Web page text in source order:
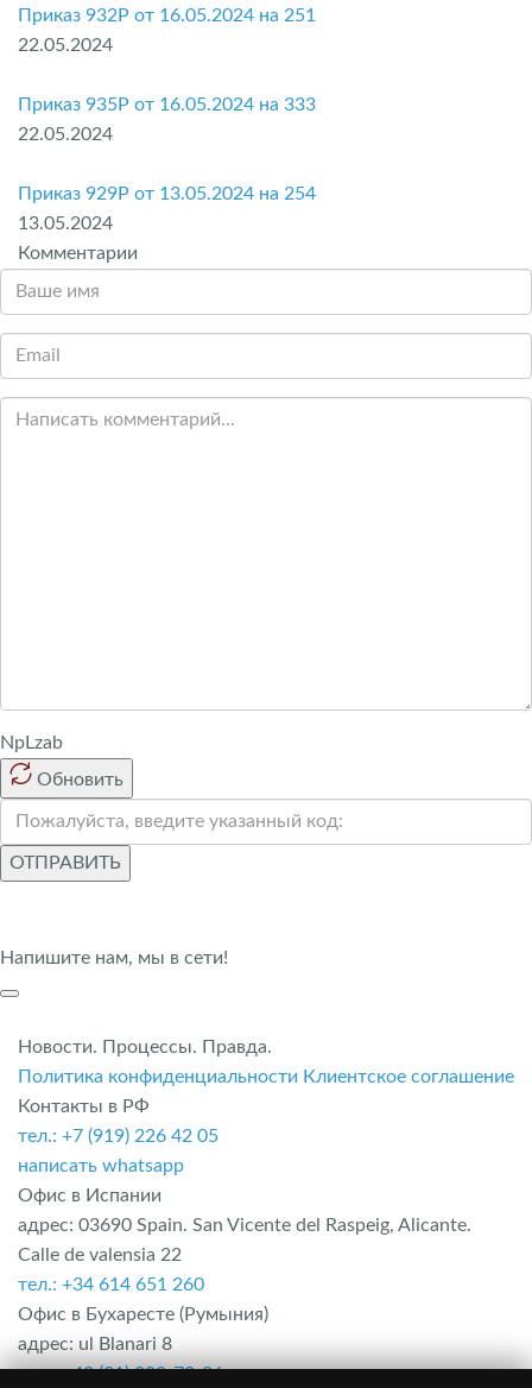
Приказ 932P от 16.05.2024 на 251
22.05.2024
Приказ 935P от 16.05.2024 на 333
22.05.2024
Приказ 929P от 13.05.2024 на 254
13.05.2024
Комментарии
NpLzab
Обновить
ОТПРАВИТЬ
Напишите нам, мы в сети!
Новости. Процессы. Правда.
Политика конфиденциальности Клиентское соглашение
Контакты в РФ
тел.: +7 (919) 226 42 05
написать whatsapp
Офис в Испании
адрес: 03690 Spain. San Vicente del Raspeig, Alicante.
Calle de valensia 22
тел.: +34 614 651 260
Офис в Бухаресте (Румыния)
адрес: ul Blanari 8
тел.: +40 (31) 229-70-96